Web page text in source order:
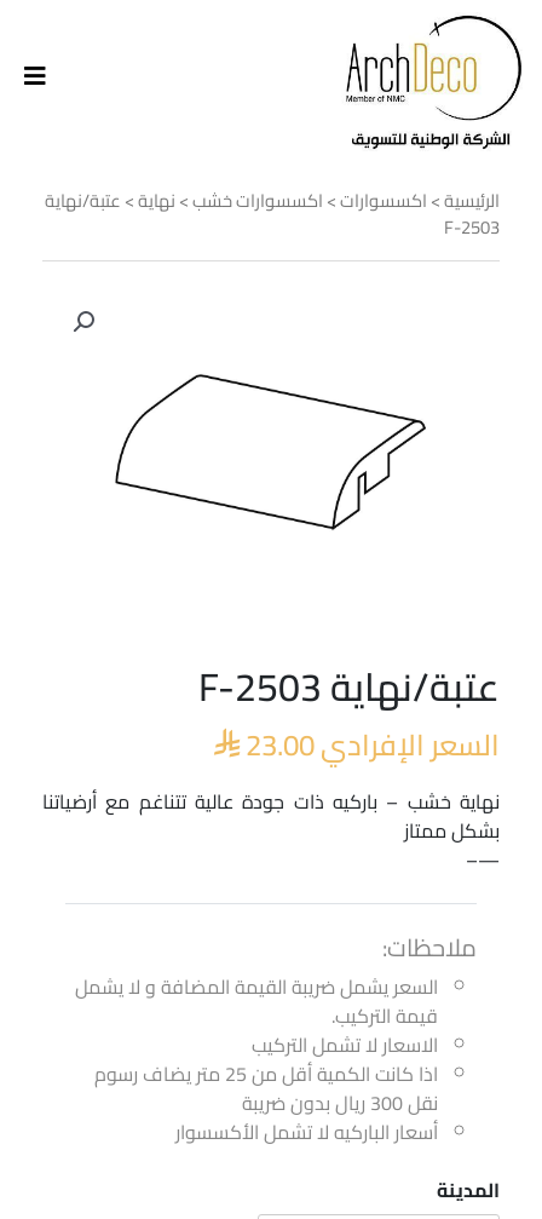
الرئيسية>اكسسوارات>اكسسوارات خشب>نهاية> عتبة/نهاية
F-2503
عتبة/نهاية F-2503
السعر الإفرادي 23.00
نهاية خشب – باركيه ذات جودة عالية تتناغم مع أرضياتنا
بشكل ممتاز
—–
ملاحظات:
السعر يشمل ضريبة القيمة المضافة و لا يشمل
قيمة التركيب.
الاسعار لا تشمل التركيب
اذا كانت الكمية أقل من 25 متر يضاف رسوم
نقل 300 ريال بدون ضريبة
أسعار الباركيه لا تشمل الأكسسوار
المدينة